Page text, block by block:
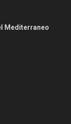
Mediterraneo